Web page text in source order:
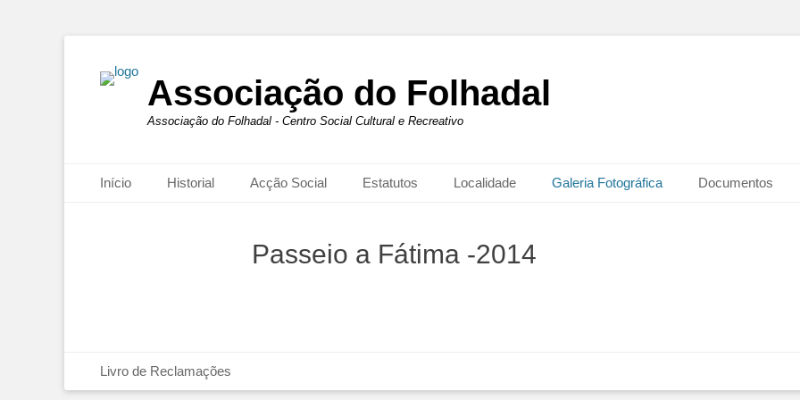
Associação do Folhadal
Associação do Folhadal - Centro Social Cultural e Recreativo
Primary Menu
Início Historial Acção Social Estatutos Localidade Galeria Fotográfica Documentos
Passeio a Fátima -2014
Footer Menu
Livro de Reclamações